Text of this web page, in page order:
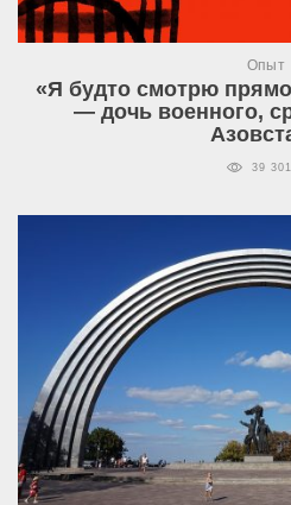
Опыт
«Я будто смотрю
— дочь военного,
39 301